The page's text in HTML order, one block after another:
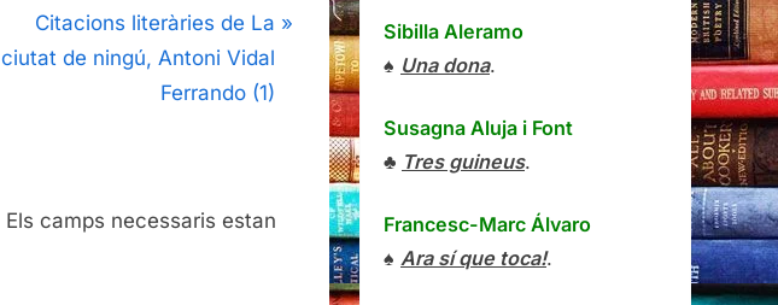
N
e
s
Citacions literàries de La
ciutat de ningú, Antoni Vidal
Ferrando (1)
Els camps necessaris estan
Sibilla Aleramo
♠ Una dona.
Susagna Aluja i Font
♣ Tres guineus.
Francesc-Marc Álvaro
♠ Ara sí que toca!.